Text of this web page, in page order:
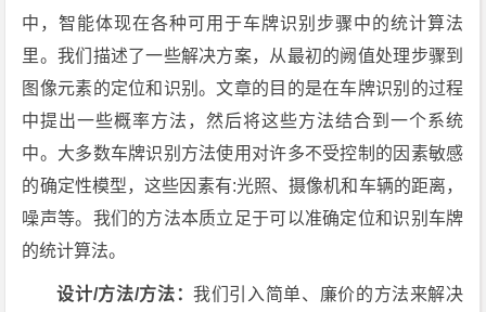
中，智能体现在各种可用于车牌识别步骤中的统计算法
里。我们描述了一些解决方案，从最初的阙值处理步骤到
图像元素的定位和识别。文章的目的是在车牌识别的过程
中提出一些概率方法，然后将这些方法结合到一个系统
中。大多数车牌识别方法使用对许多不受控制的因素敏感
的确定性模型，这些因素有:光照、摄像机和车辆的距离，
噪声等。我们的方法本质立足于可以准确定位和识别车牌
的统计算法。
设计/方法/方法：我们引入简单、廉价的方法来解决